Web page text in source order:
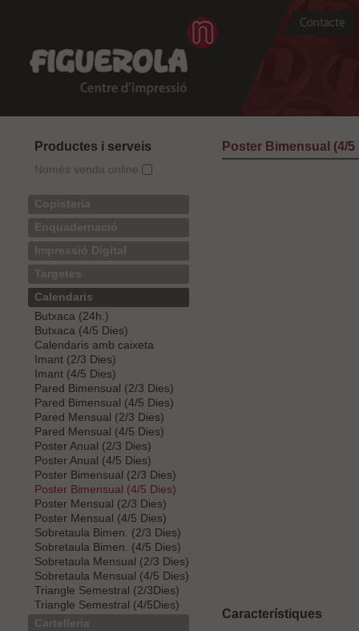
Productes i serveis
Nomès venda online
Copisteria
Enquadernació
Impressió Digital
Targetes
Calendaris
Butxaca (24h.)
Butxaca (4/5 Dies)
Calendaris amb caixeta
Imant (2/3 Dies)
Imant (4/5 Dies)
Pared Bimensual (2/3 Dies)
Pared Bimensual (4/5 Dies)
Pared Mensual (2/3 Dies)
Pared Mensual (4/5 Dies)
Poster Anual (2/3 Dies)
Poster Anual (4/5 Dies)
Poster Bimensual (2/3 Dies)
Poster Bimensual (4/5 Dies)
Poster Mensual (2/3 Dies)
Poster Mensual (4/5 Dies)
Sobretaula Bimen. (2/3 Dies)
Sobretaula Bimen. (4/5 Dies)
Sobretaula Mensual (2/3 Dies)
Sobretaula Mensual (4/5 Dies)
Triangle Semestral (2/3Dies)
Triangle Semestral (4/5Dies)
Cartelleria
Poster Bimensual (4/5
Característiques